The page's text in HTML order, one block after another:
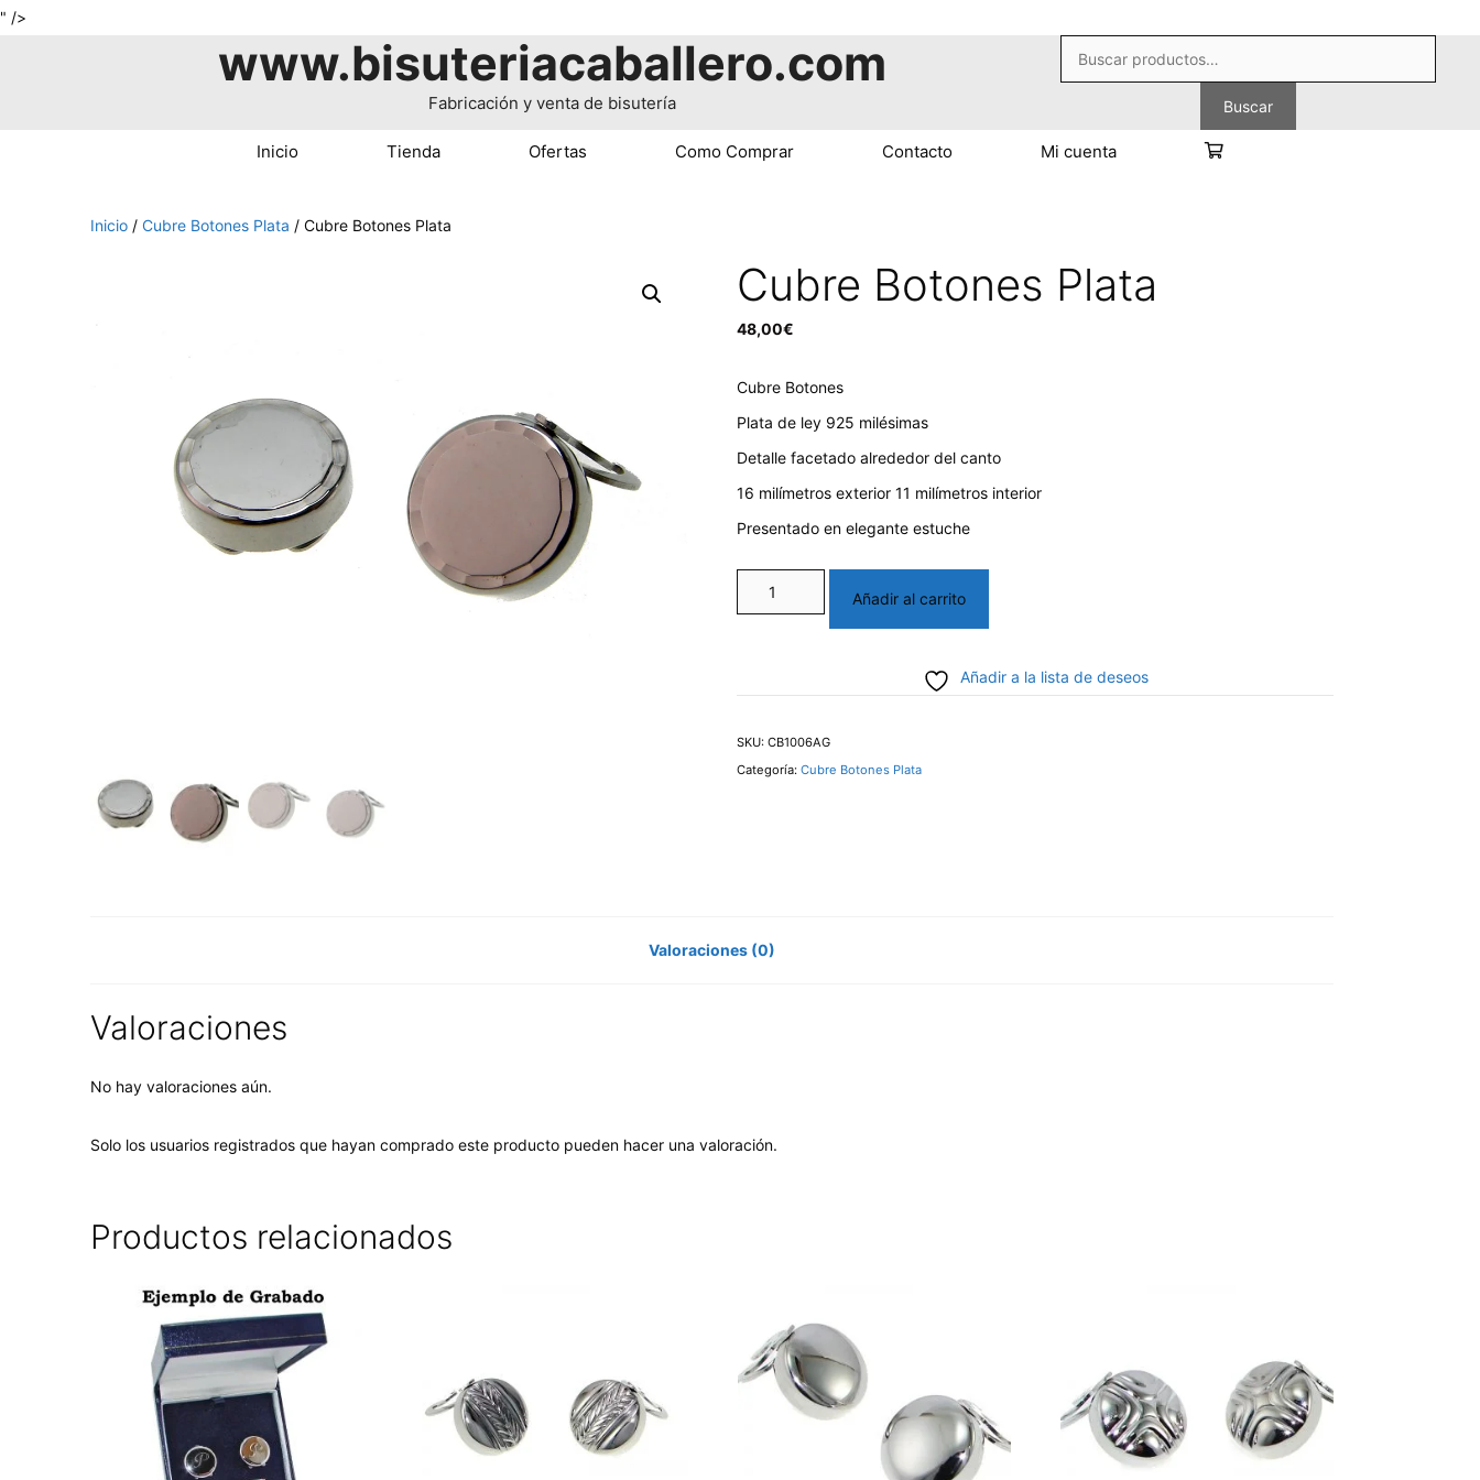
" />
Buscar
por:
Buscar
www.bisuteriacaballero.com
Fabricación y venta de bisutería
Inicio Tienda Ofertas Como Comprar Contacto Mi cuenta
Inicio / Cubre Botones Plata / Cubre Botones Plata
Cubre Botones Plata
48,00€
Cubre Botones
Plata de ley 925 milésimas
Detalle facetado alrededor del canto
16 milímetros exterior 11 milímetros interior
Presentado en elegante estuche
Cubre
Botones
cantidad
Añadir al carrito
Añadir a la lista de deseos
SKU:CB1006AG
Categoría:Cubre Botones Plata
Valoraciones (0)
Valoraciones
No hay valoraciones aún.
Solo los usuarios registrados que hayan comprado este producto pueden hacer una valoración.
Productos relacionados